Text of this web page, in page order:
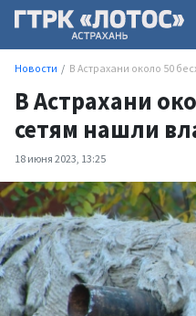
Новости В Астрахани около 50
В Астрахани
сетям нашли
18 июня 2023, 13:25